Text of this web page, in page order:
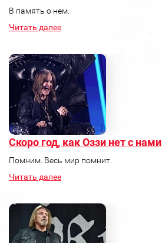
В память о нем.
Читать далее
Скоро год, как Оззи нет с нами
Помним. Весь мир помнит.
Читать далее